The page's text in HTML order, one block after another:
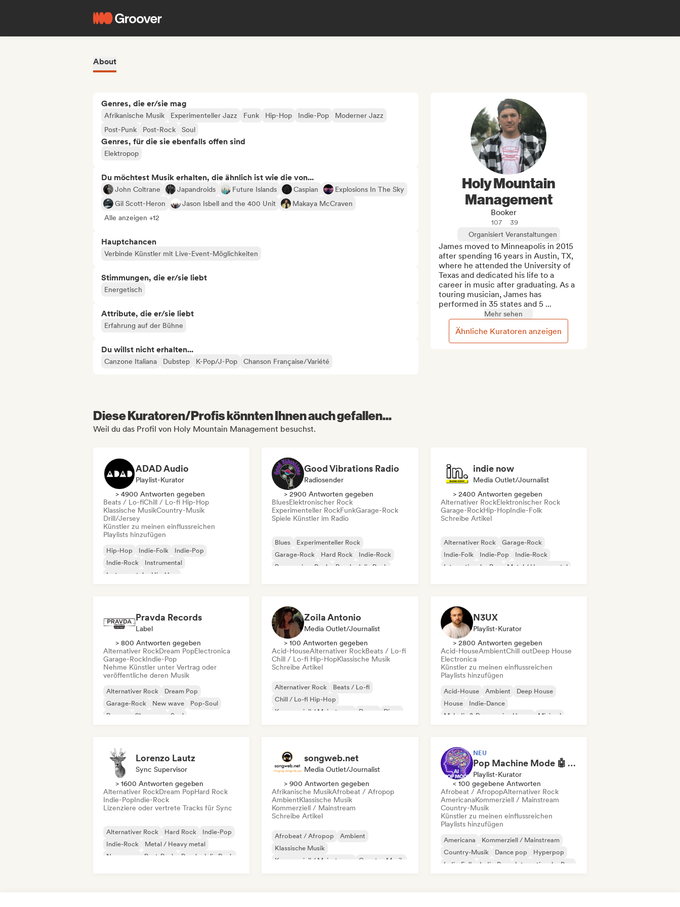
About
Genres, die er/sie mag
Afrikanische Musik Experimenteller Jazz Funk Hip-Hop Indie-Pop
Moderner Jazz
Post-Punk
Post-Rock Soul
Genres, für die sie ebenfalls offen sind
Elektropop
Du möchtest Musik erhalten, die ähnlich ist wie die von...
John Coltrane Japandroids Future Islands Caspian
Explosions In The Sky
Gil Scott-Heron
Jason Isbell and the 400 Unit
Makaya McCraven
Alle anzeigen +12
Hauptchancen
Verbinde Künstler mit Live-Event-Möglichkeiten
Stimmungen, die er/sie liebt
Energetisch
Attribute, die er/sie liebt
Erfahrung auf der Bühne
Du willst nicht erhalten...
Canzone Italiana Dubstep K-Pop/J-Pop Chanson Française/Variété
Holy Mountain
Management
Booker
107
39
Organisiert Veranstaltungen
James moved to Minneapolis in 2015
after spending 16 years in Austin, TX,
where he attended the University of
Texas and dedicated his life to a
career in music after graduating. As a
touring musician, James has
performed in 35 states and 5 ...
Mehr sehen
Ähnliche Kuratoren anzeigen
Diese Kuratoren/Profis könnten Ihnen auch gefallen...
Weil du das Profil von Holy Mountain Management besuchst.
ADAD Audio
Playlist-Kurator
> 4900 Antworten gegeben
Beats / Lo-fiChill / Lo-fi Hip-Hop
Klassische MusikCountry-Musik
Drill/Jersey
Künstler zu meinen einflussreichen
Playlists hinzufügen
Hip-Hop Indie-Folk
Indie-Pop
Indie-Rock
Instrumental
Instrumentaler Hip-Hop
Good Vibrations Radio
Radiosender
> 2900 Antworten gegeben
BluesElektronischer Rock
Experimenteller RockFunkGarage-Rock
Spiele Künstler im Radio
Blues
Experimenteller Rock
Garage-Rock
Hard Rock
Indie-Rock
Progressiver Rock
Psychedelic Rock
indie now
Media Outlet/Journalist
> 2400 Antworten gegeben
Alternativer RockElektronischer Rock
Garage-RockHip-HopIndie-Folk
Schreibe Artikel
Alternativer Rock
Garage-Rock
Indie-Folk
Indie-Pop
Indie-Rock
Internationaler Rap
Metal / Heavy metal
Pravda Records
Label
> 800 Antworten gegeben
Alternativer RockDream PopElectronica
Garage-RockIndie-Pop
Nehme Künstler unter Vertrag oder
veröffentliche deren Musik
Alternativer Rock
Dream Pop
Garage-Rock
New wave
Pop-Soul
Reggae
Shoegaze Soul
Zoila Antonio
Media Outlet/Journalist
> 100 Antworten gegeben
Acid-HouseAlternativer RockBeats / Lo-fi
Chill / Lo-fi Hip-HopKlassische Musik
Schreibe Artikel
Alternativer Rock
Beats / Lo-fi
Chill / Lo-fi Hip-Hop
Kommerziell / Mainstream
Dance
Disco
N3UX
Playlist-Kurator
> 2800 Antworten gegeben
Acid-HouseAmbientChill outDeep House
Electronica
Künstler zu meinen einflussreichen
Playlists hinzufügen
Acid-House Ambient
Deep House
House
Indie-Dance
Melodic & Progressive House
Minimal
Lorenzo Lautz
Sync Supervisor
> 1600 Antworten gegeben
Alternativer RockDream PopHard Rock
Indie-PopIndie-Rock
Lizenziere oder vertrete Tracks für Sync
Alternativer Rock Hard Rock
Indie-Pop
Indie-Rock
Metal / Heavy metal
New wave
Post-Punk Psychedelic Rock
songweb.net
Media Outlet/Journalist
> 900 Antworten gegeben
Afrikanische MusikAfrobeat / Afropop
AmbientKlassische Musik
Kommerziell / Mainstream
Schreibe Artikel
Afrobeat / Afropop
Ambient
Klassische Musik
Kommerziell / Mainstream
Country-Musik
NEU
Pop Machine Mode 🤖 AI Music, Indie Pop & Dream Pop
Playlist-Kurator
< 100 gegebene Antworten
Afrobeat / AfropopAlternativer Rock
AmericanaKommerziell / Mainstream
Country-Musik
Künstler zu meinen einflussreichen
Playlists hinzufügen
Americana
Kommerziell / Mainstream
Country-Musik
Dance pop
Hyperpop
Indie-Folk
Indie-Pop Internationaler Pop